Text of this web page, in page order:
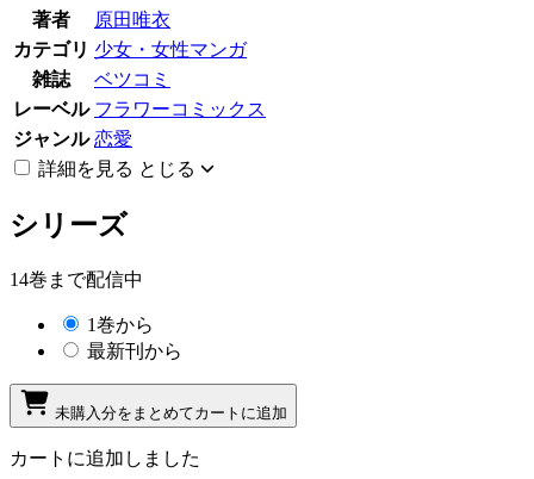
著者
原田唯衣
カテゴリ 少女・女性マンガ
雑誌
ベツコミ
レーベル フラワーコミックス
ジャンル 恋愛
詳細を見る とじる
シリーズ
14巻まで配信中
1巻から
最新刊から
未購入分をまとめてカートに追加
カートに追加しました